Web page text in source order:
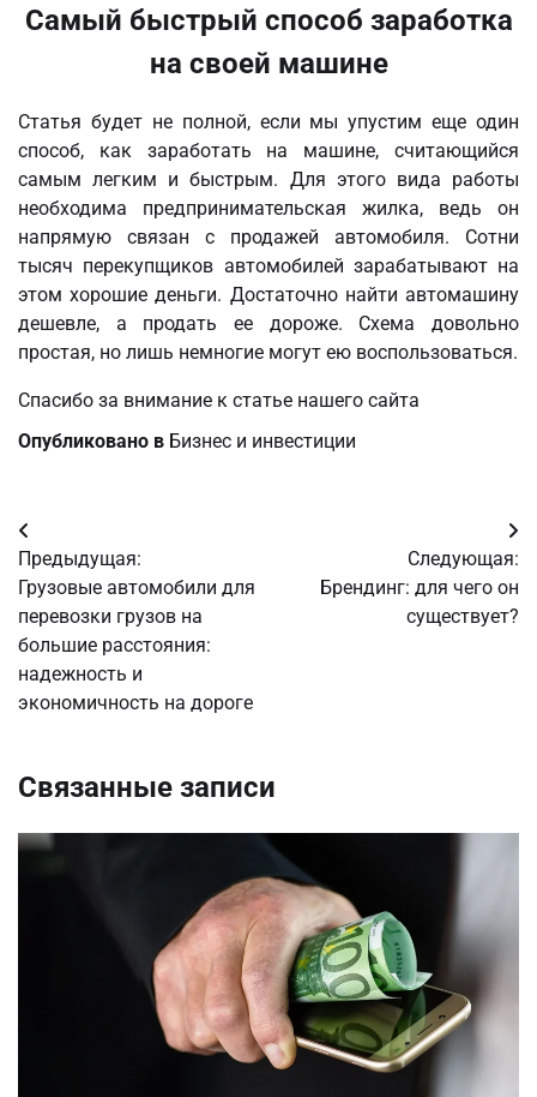
Самый быстрый способ заработка
на своей машине
Статья будет не полной, если мы упустим еще один
способ, как заработать на машине, считающийся
самым легким и быстрым. Для этого вида работы
необходима предпринимательская жилка, ведь он
напрямую связан с продажей автомобиля. Сотни
тысяч перекупщиков автомобилей зарабатывают на
этом хорошие деньги. Достаточно найти автомашину
дешевле, а продать ее дороже. Схема довольно
простая, но лишь немногие могут ею воспользоваться.
Спасибо за внимание к статье нашего сайта
Опубликовано в Бизнес и инвестиции
Навигация
по
записям
Предыдущая:
Грузовые автомобили для
перевозки грузов на
большие расстояния:
надежность и
экономичность на дороге
Следующая:
Брендинг: для чего он
существует?
Связанные записи